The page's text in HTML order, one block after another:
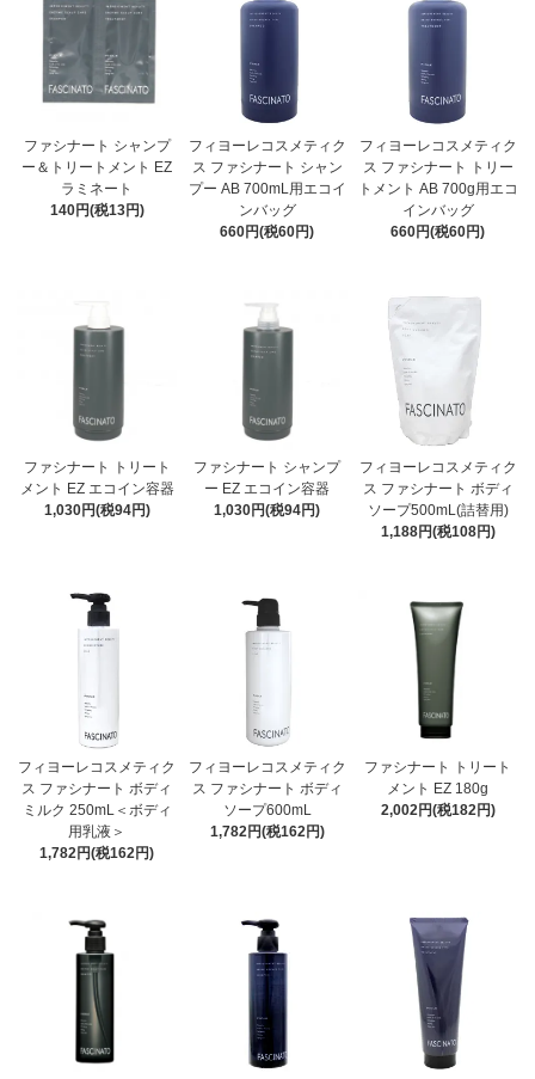
ファシナート シャンプ
ー＆トリートメント EZ
ラミネート
140円(税13円)
フィヨーレコスメティク
ス ファシナート シャン
プー AB 700mL用エコイ
ンバッグ
660円(税60円)
フィヨーレコスメティク
ス ファシナート トリー
トメント AB 700g用エコ
インバッグ
660円(税60円)
ファシナート トリート
メント EZ エコイン容器
1,030円(税94円)
ファシナート シャンプ
ー EZ エコイン容器
1,030円(税94円)
フィヨーレコスメティク
ス ファシナート ボディ
ソープ500mL(詰替用)
1,188円(税108円)
フィヨーレコスメティク
ス ファシナート ボディ
ミルク 250mL＜ボディ
用乳液＞
1,782円(税162円)
フィヨーレコスメティク
ス ファシナート ボディ
ソープ600mL
1,782円(税162円)
ファシナート トリート
メント EZ 180g
2,002円(税182円)